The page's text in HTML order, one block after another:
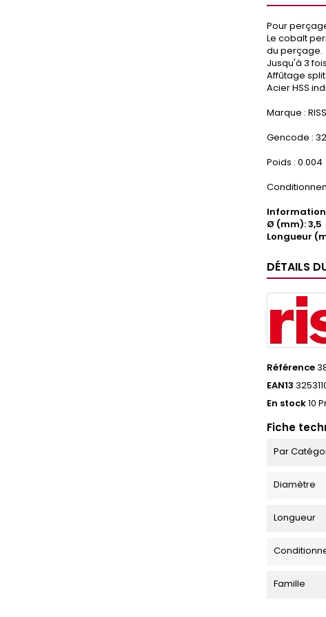
Pour
Le cobalt
du perçage.
Jusqu'à 3
Affûtage
Acier HSS
Marque : RISS
Gencode :
Poids : 0.004
Ø (mm): 3,5
Longueur
DÉTAILS
Référence
EAN13
En stock10
Fiche
Par
Diamètre
Longueur
Famille